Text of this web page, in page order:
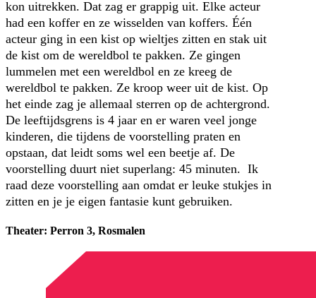
kon uitrekken. Dat zag er grappig uit. Elke acteur
had een koffer en ze wisselden van koffers. Één
acteur ging in een kist op wieltjes zitten en stak uit
de kist om de wereldbol te pakken. Ze gingen
lummelen met een wereldbol en ze kreeg de
wereldbol te pakken. Ze kroop weer uit de kist. Op
het einde zag je allemaal sterren op de achtergrond.
De leeftijdsgrens is 4 jaar en er waren veel jonge
kinderen, die tijdens de voorstelling praten en
opstaan, dat leidt soms wel een beetje af. De
voorstelling duurt niet superlang: 45 minuten. Ik
raad deze voorstelling aan omdat er leuke stukjes in
zitten en je je eigen fantasie kunt gebruiken.
Theater: Perron 3, Rosmalen